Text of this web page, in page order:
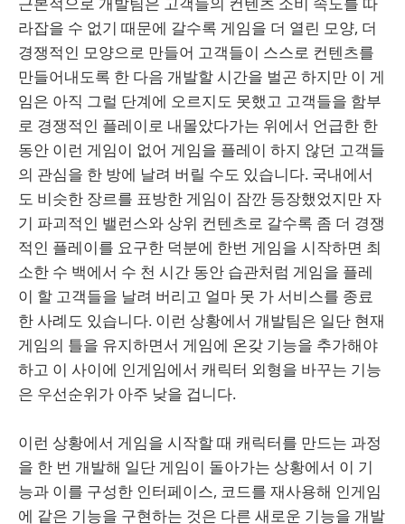
라잡을 수 없기 때문에 갈수록 게임을 더 열린 모양, 더
경쟁적인 모양으로 만들어 고객들이 스스로 컨텐츠를
만들어내도록 한 다음 개발할 시간을 벌곤 하지만 이 게
임은 아직 그럴 단계에 오르지도 못했고 고객들을 함부
로 경쟁적인 플레이로 내몰았다가는 위에서 언급한 한
동안 이런 게임이 없어 게임을 플레이 하지 않던 고객들
의 관심을 한 방에 날려 버릴 수도 있습니다. 국내에서
도 비슷한 장르를 표방한 게임이 잠깐 등장했었지만 자
기 파괴적인 밸런스와 상위 컨텐츠로 갈수록 좀 더 경쟁
적인 플레이를 요구한 덕분에 한번 게임을 시작하면 최
소한 수 백에서 수 천 시간 동안 습관처럼 게임을 플레
이 할 고객들을 날려 버리고 얼마 못 가 서비스를 종료
한 사례도 있습니다. 이런 상황에서 개발팀은 일단 현재
게임의 틀을 유지하면서 게임에 온갖 기능을 추가해야
하고 이 사이에 인게임에서 캐릭터 외형을 바꾸는 기능
은 우선순위가 아주 낮을 겁니다.
이런 상황에서 게임을 시작할 때 캐릭터를 만드는 과정
을 한 번 개발해 일단 게임이 돌아가는 상황에서 이 기
능과 이를 구성한 인터페이스, 코드를 재사용해 인게임
에 같은 기능을 구현하는 것은 다른 새로운 기능을 개발